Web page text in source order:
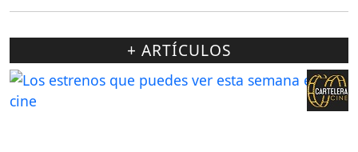
+ ARTÍCULOS